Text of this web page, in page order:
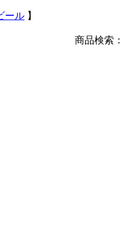
ール 】
商品検索：